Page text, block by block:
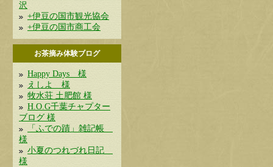
沢
+伊豆の国市観光協会
+伊豆の国市商工会
お茶摘み体験ブログ
Happy Days 様
えしよ 様
牧水荘 土肥館 様
H.O.G千葉チャプター
ブログ 様
「ふでの蹟」雑記帳
様
小夏のつれづれ日記
様